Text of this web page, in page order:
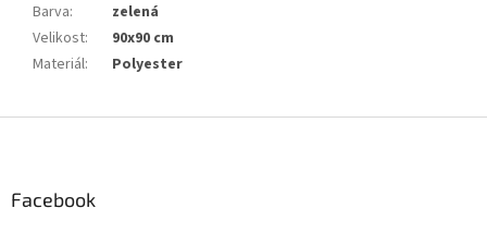
Barva:
zelená
Velikost:
90x90 cm
Materiál: Polyester
Facebook